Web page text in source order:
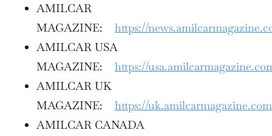
AMILCAR
MAGAZINE: https://
AMILCAR USA
MAGAZINE: https://
AMILCAR UK
MAGAZINE: https://uk.amilcarmagazine.com
AMILCAR CANADA